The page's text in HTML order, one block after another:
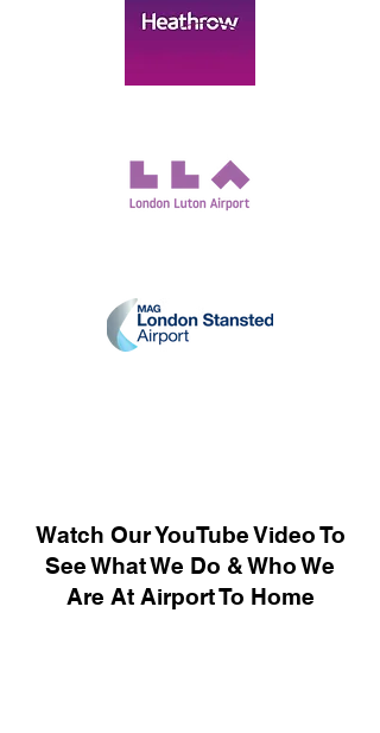
Watch Our YouTube Video To
See What We Do & Who We
Are At Airport To Home